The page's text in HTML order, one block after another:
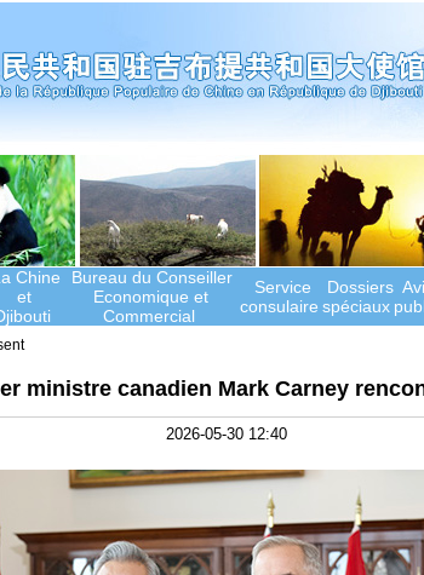
Chine
et
Bureau du Conseiller
Economique et
Commercial
Service
consulaire
Dossiers
spéciaux
ministre canadien Mark Carney
2026-05-30 12:40